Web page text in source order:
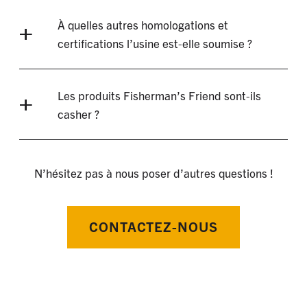
À quelles autres homologations et
certifications l’usine est-elle soumise ?
Les produits Fisherman’s Friend sont-ils
casher ?
N’hésitez pas à nous poser d’autres questions !
CONTACTEZ-NOUS